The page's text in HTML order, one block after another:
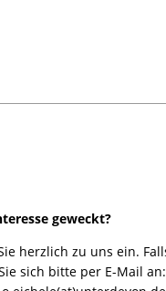
geweckt?
herzlich zu uns ein.
sich bitte per E-Mail an: